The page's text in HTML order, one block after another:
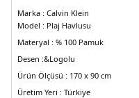
Marka : Calvin Klein
Model : Plaj Havlusu
Materyal : % 100 Pamuk
Desen :&Logolu
Ürün Ölçüsü : 170 x 90 cm
Üretim Yeri : Türkiye